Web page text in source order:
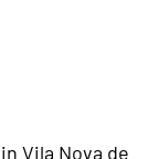
Vila Nova de